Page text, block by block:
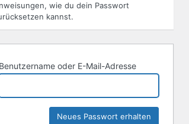
wie du dein Passwort
kannst.
Benutzername oder E-Mail-Adresse